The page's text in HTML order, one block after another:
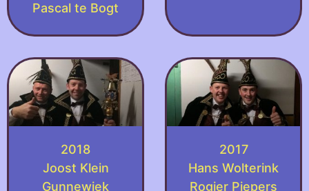
Pascal te Bogt
2018
Joost Klein
Gunnewiek
2017
Hans Wolterink
Rogier Piepers